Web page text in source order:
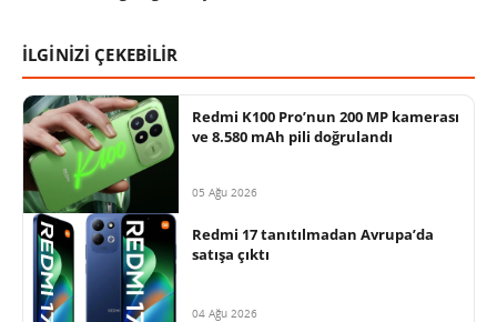
İLGİNİZİ ÇEKEBİLİR
Redmi K100 Pro’nun 200 MP kamerası
ve 8.580 mAh pili doğrulandı
05 Ağu 2026
Redmi 17 tanıtılmadan Avrupa’da
satışa çıktı
04 Ağu 2026